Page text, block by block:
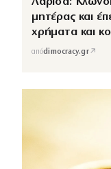
μητέρας και
χρήματα και
απόdimocracy.gr↗